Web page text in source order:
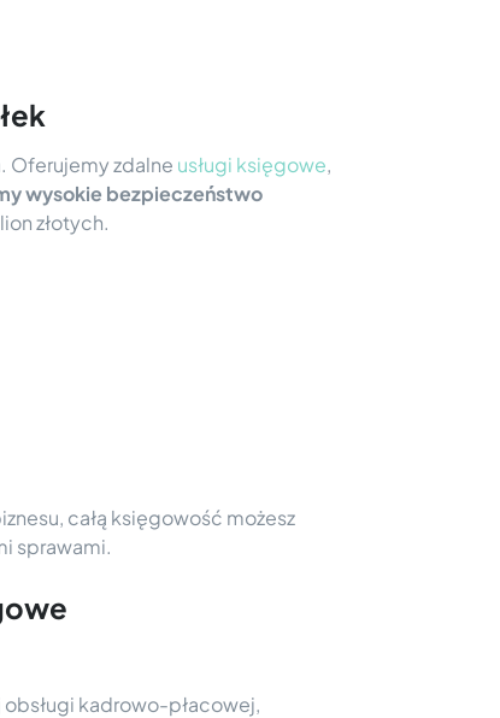
Oferujemy zdalne usługi księgowe,
wysokie bezpieczeństwo
złotych.
całą księgowość możesz
sprawami.
obsługi kadrowo-płacowej,